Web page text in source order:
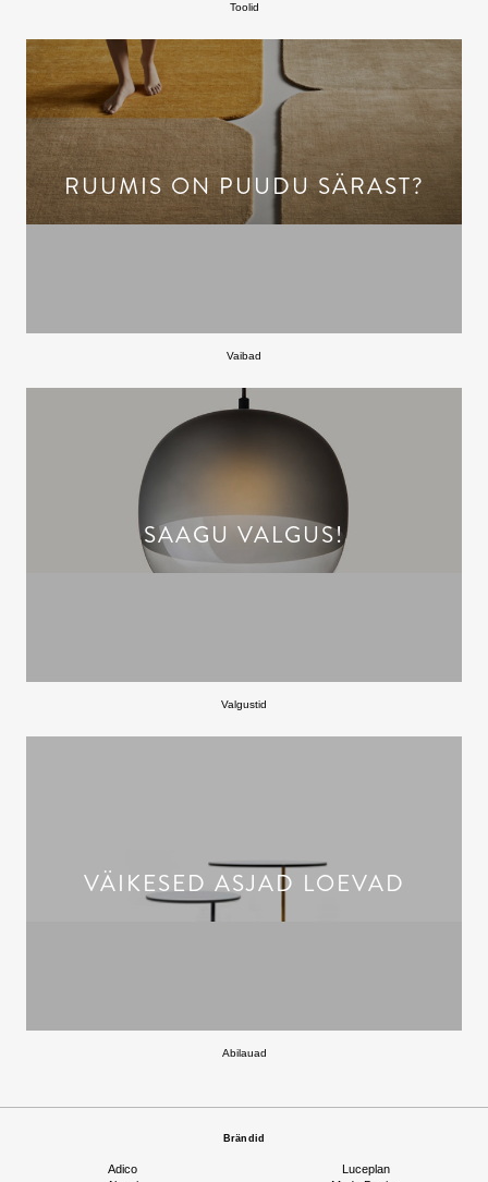
Toolid
RUUMIS ON PUUDU SÄRAST?
Vaibad
SAAGU VALGUS!
Valgustid
VÄIKESED ASJAD LOEVAD
Abilauad
Brändid
Adico
Luceplan